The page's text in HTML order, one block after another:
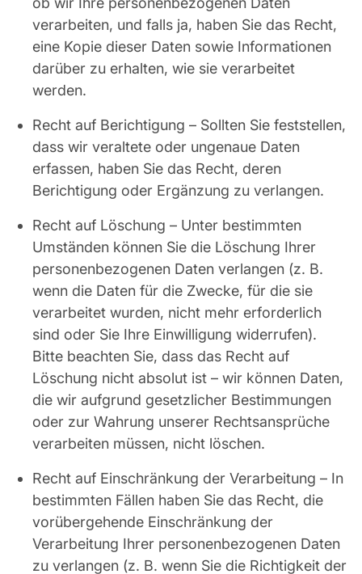
verarbeiten, und falls ja, haben Sie das Recht,
eine Kopie dieser Daten sowie Informationen
darüber zu erhalten, wie sie verarbeitet
werden.
Recht auf Berichtigung – Sollten Sie feststellen,
dass wir veraltete oder ungenaue Daten
erfassen, haben Sie das Recht, deren
Berichtigung oder Ergänzung zu verlangen.
Recht auf Löschung – Unter bestimmten
Umständen können Sie die Löschung Ihrer
personenbezogenen Daten verlangen (z. B.
wenn die Daten für die Zwecke, für die sie
verarbeitet wurden, nicht mehr erforderlich
sind oder Sie Ihre Einwilligung widerrufen).
Bitte beachten Sie, dass das Recht auf
Löschung nicht absolut ist – wir können Daten,
die wir aufgrund gesetzlicher Bestimmungen
oder zur Wahrung unserer Rechtsansprüche
verarbeiten müssen, nicht löschen.
Recht auf Einschränkung der Verarbeitung – In
bestimmten Fällen haben Sie das Recht, die
vorübergehende Einschränkung der
Verarbeitung Ihrer personenbezogenen Daten
zu verlangen (z. B. wenn Sie die Richtigkeit der